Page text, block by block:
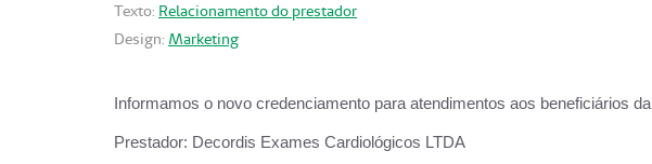
Texto: Relacionamento do prestador
Design: Marketing
Informamos o novo credenciamento para atendimentos aos beneficiários da
Prestador: Decordis Exames Cardiológicos LTDA